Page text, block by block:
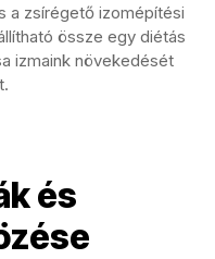
a zsírégető izomépítési
össze egy diétás
izmaink növekedését
és